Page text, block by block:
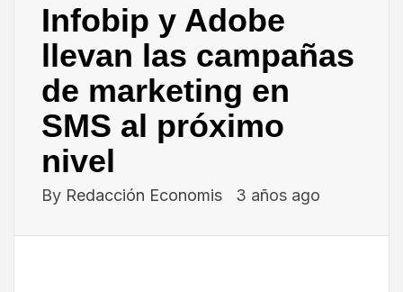
Infobip y Adobe
llevan las campañas
de marketing en
SMS al próximo
nivel
By Redacción Economis 3 años ago